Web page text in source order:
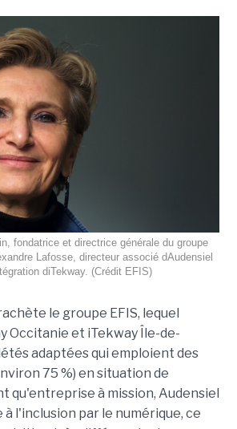
fondatrice et directrice générale du groupe
Lafosse, directeur associé dAudensiel
diTekway. (Crédit EFIS)
le groupe EFIS, lequel
Occitanie et iTekway Île-de-
adaptées qui emploient des
75 %) en situation de
qu'entreprise à mission, Audensiel
l'inclusion par le numérique, ce